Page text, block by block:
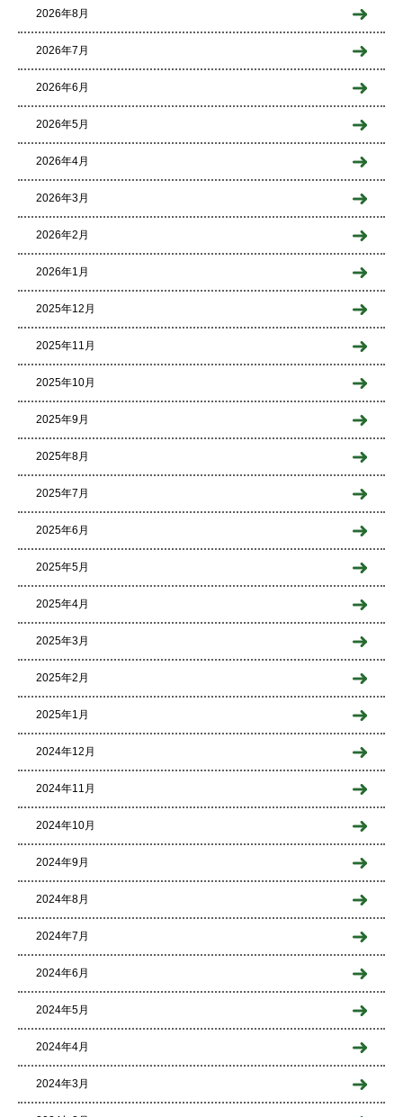
2026年8月
2026年7月
2026年6月
2026年5月
2026年4月
2026年3月
2026年2月
2026年1月
2025年12月
2025年11月
2025年10月
2025年9月
2025年8月
2025年7月
2025年6月
2025年5月
2025年4月
2025年3月
2025年2月
2025年1月
2024年12月
2024年11月
2024年10月
2024年9月
2024年8月
2024年7月
2024年6月
2024年5月
2024年4月
2024年3月